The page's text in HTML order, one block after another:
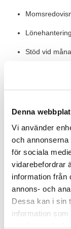
Denna
Vi använder
och
för sociala
vidarebefordrar
information från
annons- och
Dessa kan i sin
information
Lönehantering
Stöd vid
Värt att
Du utgår från vårt
till flextid. Vår
möjlighet till visst
företag med 38
centrum.